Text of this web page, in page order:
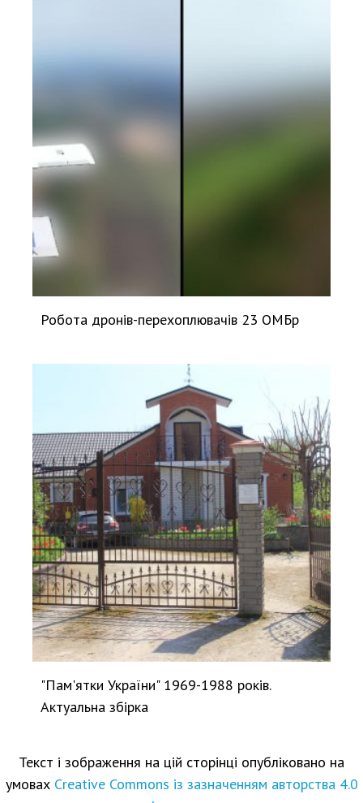
Робота дронів-перехоплювачів 23 ОМБр
"Пам'ятки України" 1969-1988 років.
Актуальна збірка
Текст і зображення на цій сторінці опубліковано на
умовах Creative Commons із зазначенням авторства 4.0